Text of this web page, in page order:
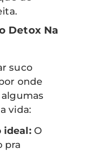
Detox Na
suco
onde
vida:
ideal:O
pra